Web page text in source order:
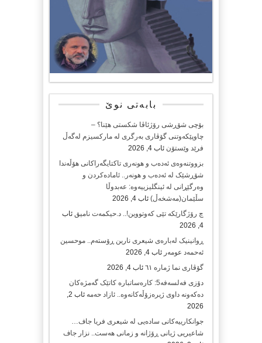
بابەتی نوێ
بۆچی شۆڕشی رۆژئاڤا شکستی هێنا؟ –
چاوپێکەوتنی گۆڤاری بەرگری لە مارکسیزم لەگەڵ
فرێد وێستۆن ئاب 4, 2026
بزووتنەوەی ئەدەب و هونەری تاکتایگەراکانی هۆڵەندا
شۆڕشێک لە ئەدەب و هونەر.. ئامادەکردن و
وەرگێڕانی لە ئینگلیزییەوە: عەبدوڵا
سڵێمان(مەشخەڵ) ئاب 4, 2026
چ رۆژگارێکە تێی کەوتووین!.. د.حیکمەت نامیق ئاب
4, 2026
ڕوانینیک لەبارەى شیعرى نارین ڕۆستەم.. موحسین
ئەحمەد عومەر ئاب 4, 2026
گۆڤاری نما ژمارە ٦١
ئاب 4, 2026
دۆزی فەلسەفە5: کارەساتبارە کاتێک گەمژەکان
دەکەونە داوی ژیرەزۆڵەکانەوە.. ئازاد حەمە
ئاب 2,
2026
جوانکارییەکانی سادەیی لە شیعری فریا جاف…
شاعیریی ژیانی ڕۆژانە و زمانی هەست.. نزار جاف